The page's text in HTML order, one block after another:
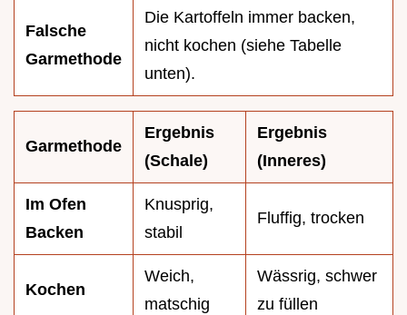
Falsche
Garmethode
Die Kartoffeln immer backen,
nicht kochen (siehe Tabelle
unten).
Garmethode
Ergebnis
(Schale)
Ergebnis
(Inneres)
Im Ofen
Backen
Knusprig,
stabil
Fluffig, trocken
Kochen
Weich,
matschig
Wässrig, schwer
zu füllen